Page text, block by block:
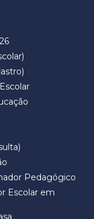
Pedagógico
Escolar em